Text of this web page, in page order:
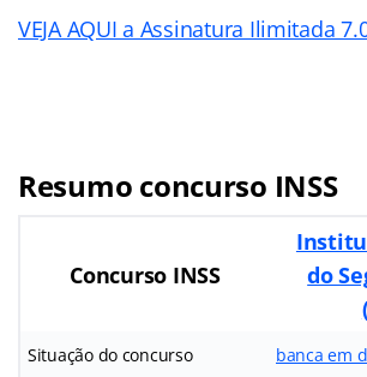
VEJA AQUI a Assinatura Ilimitada
Resumo concurso INSS
Concurso INSS
do
Situação do concurso banca em